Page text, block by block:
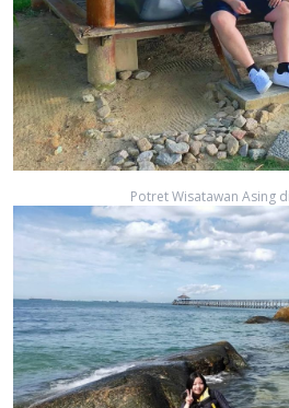
Potret Wisatawan Asing